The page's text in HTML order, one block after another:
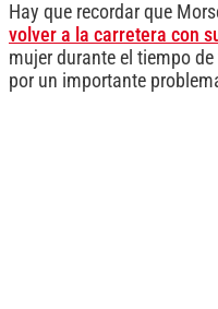
Hay que recordar que
volver a la carretera con
mujer durante el tiempo
por un importante